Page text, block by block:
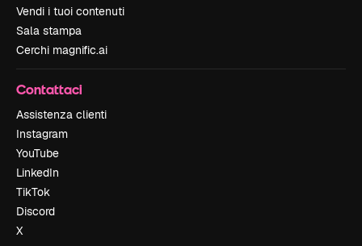
Vendi i tuoi contenuti
Sala stampa
Cerchi magnific.ai
Contattaci
Assistenza clienti
Instagram
YouTube
LinkedIn
TikTok
Discord
X